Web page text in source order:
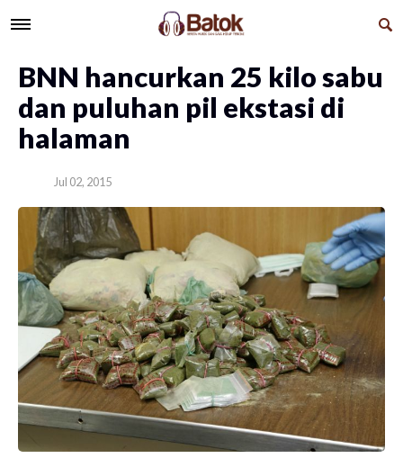
​BNN hancurkan 25 kilo sabu
dan puluhan pil ekstasi di
halaman
Jul 02, 2015